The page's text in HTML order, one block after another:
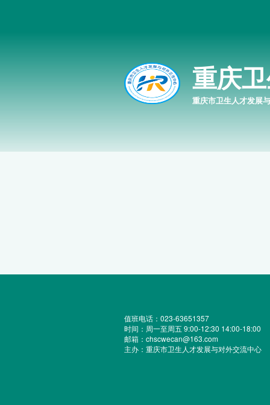
重庆
重庆市卫生人才发展
值班电话：023-63651357
时间：周一至周五 9:00-12:30 14:00-18:00
邮箱：chscwecan@163.com
主办：重庆市卫生人才发展与对外交流中心